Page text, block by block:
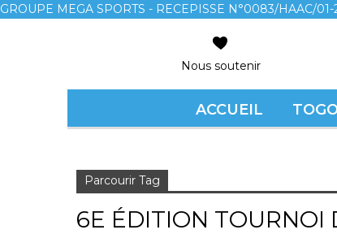
GROUPE MEGA SPORTS - RECEPISSE N°0083/HAAC/
Nous soutenir
ACCUEIL
Parcourir Tag
6E ÉDITION TOURNOI